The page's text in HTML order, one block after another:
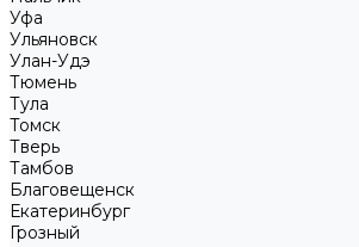
Уфа
Ульяновск
Улан-Удэ
Тюмень
Тула
Томск
Тверь
Тамбов
Благовещенск
Екатеринбург
Грозный